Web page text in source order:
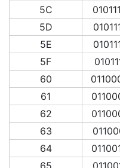
5C
5D
5E
5F
60
61
62
63
64
65